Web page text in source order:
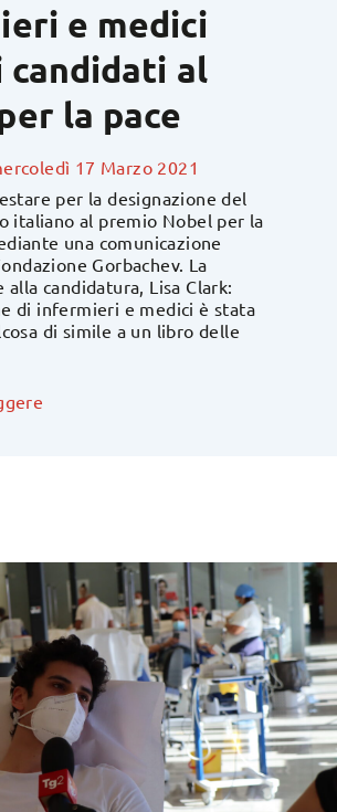
e medici
al
la pace
17 Marzo 2021
per la designazione del
italiano al premio Nobel per la
una comunicazione
Gorbachev. La
candidatura, Lisa Clark:
di infermieri e medici è stata
di simile a un libro delle